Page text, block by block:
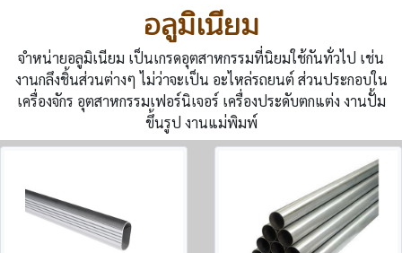
อลูมิเนียม
จำหน่ายอลูมิเนียม เป็นเกรดอุตสาหกรรมที่นิยมใช้กันทั่วไป เช่น
งานกลึงชิ้นส่วนต่างๆ ไม่ว่าจะเป็น อะไหล่รถยนต์ ส่วนประกอบใน
เครื่องจักร อุตสาหกรรมเฟอร์นิเจอร์ เครื่องประดับตกแต่ง งานปั้ม
ขึ้นรูป งานแม่พิมพ์